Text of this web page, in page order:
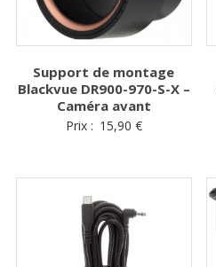
Support de montage
Blackvue DR900-970-S-X –
Caméra avant
Prix : 15,90 €